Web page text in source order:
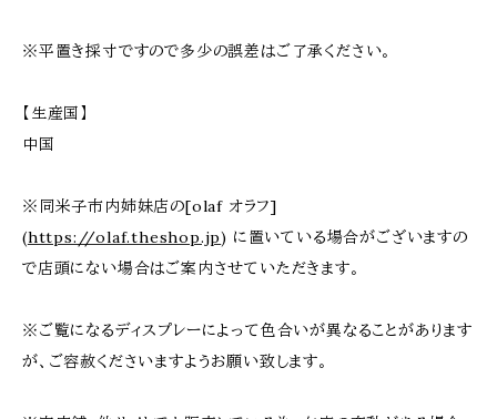
※平置き採寸ですので多少の誤差はご了承ください。
【生産国】
中国
※同米子市内姉妹店の[olaf オラフ]
(https://olaf.theshop.jp) に置いている場合がございますの
で店頭にない場合はご案内させていただきます。
※ご覧になるディスプレーによって色合いが異なることがあります
が、ご容赦くださいますようお願い致します。